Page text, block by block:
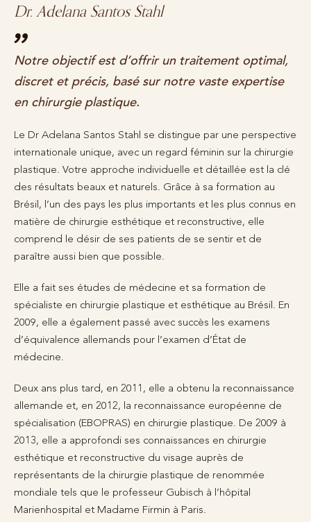
Dr. Adelana Santos Stahl
Notre objectif est d’offrir un traitement optimal,
discret et précis, basé sur notre vaste expertise
en chirurgie plastique.
Le Dr Adelana Santos Stahl se distingue par une perspective
internationale unique, avec un regard féminin sur la chirurgie
plastique. Votre approche individuelle et détaillée est la clé
des résultats beaux et naturels. Grâce à sa formation au
Brésil, l’un des pays les plus importants et les plus connus en
matière de chirurgie esthétique et reconstructive, elle
comprend le désir de ses patients de se sentir et de
paraître aussi bien que possible.
Elle a fait ses études de médecine et sa formation de
spécialiste en chirurgie plastique et esthétique au Brésil. En
2009, elle a également passé avec succès les examens
d’équivalence allemands pour l’examen d’État de
médecine.
Deux ans plus tard, en 2011, elle a obtenu la reconnaissance
allemande et, en 2012, la reconnaissance européenne de
spécialisation (EBOPRAS) en chirurgie plastique. De 2009 à
2013, elle a approfondi ses connaissances en chirurgie
esthétique et reconstructive du visage auprès de
représentants de la chirurgie plastique de renommée
mondiale tels que le professeur Gubisch à l’hôpital
Marienhospital et Madame Firmin à Paris.